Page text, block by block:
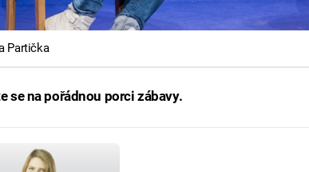
Partička
se na pořádnou porci zábavy.